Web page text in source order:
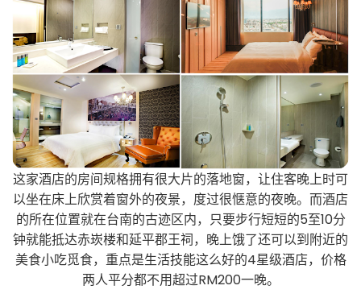
这家酒店的房间规格拥有很大片的落地窗，让住客晚上时可
以坐在床上欣赏着窗外的夜景，度过很惬意的夜晚。而酒店
的所在位置就在台南的古迹区内，只要步行短短的5至10分
钟就能抵达赤崁楼和延平郡王祠，晚上饿了还可以到附近的
美食小吃觅食，重点是生活技能这么好的4星级酒店，价格
两人平分都不用超过RM200一晚。